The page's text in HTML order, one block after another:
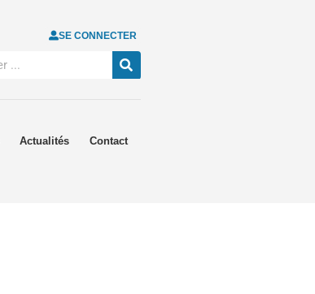
SE CONNECTER
Actualités Contact